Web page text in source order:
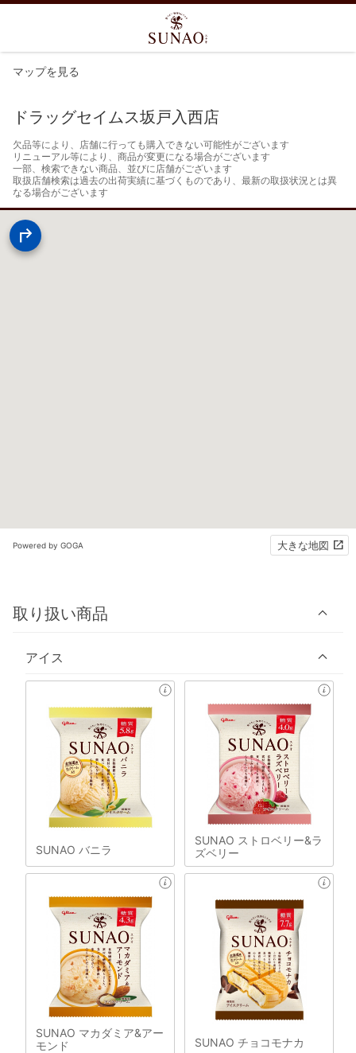
マップを見る
ドラッグセイムス坂戸入西店
欠品等により、店舗に行っても購入できない可能性がございます
リニューアル等により、商品が変更になる場合がございます
一部、検索できない商品、並びに店舗がございます
取扱店舗検索は過去の出荷実績に基づくものであり、最新の取扱状況とは異
なる場合がございます
Powered by GOGA 大きな地図
取り扱い商品
アイス
SUNAO バニラ
SUNAO ストロベリー&ラ
ズベリー
SUNAO マカダミア&アー
モンド
SUNAO チョコモナカ